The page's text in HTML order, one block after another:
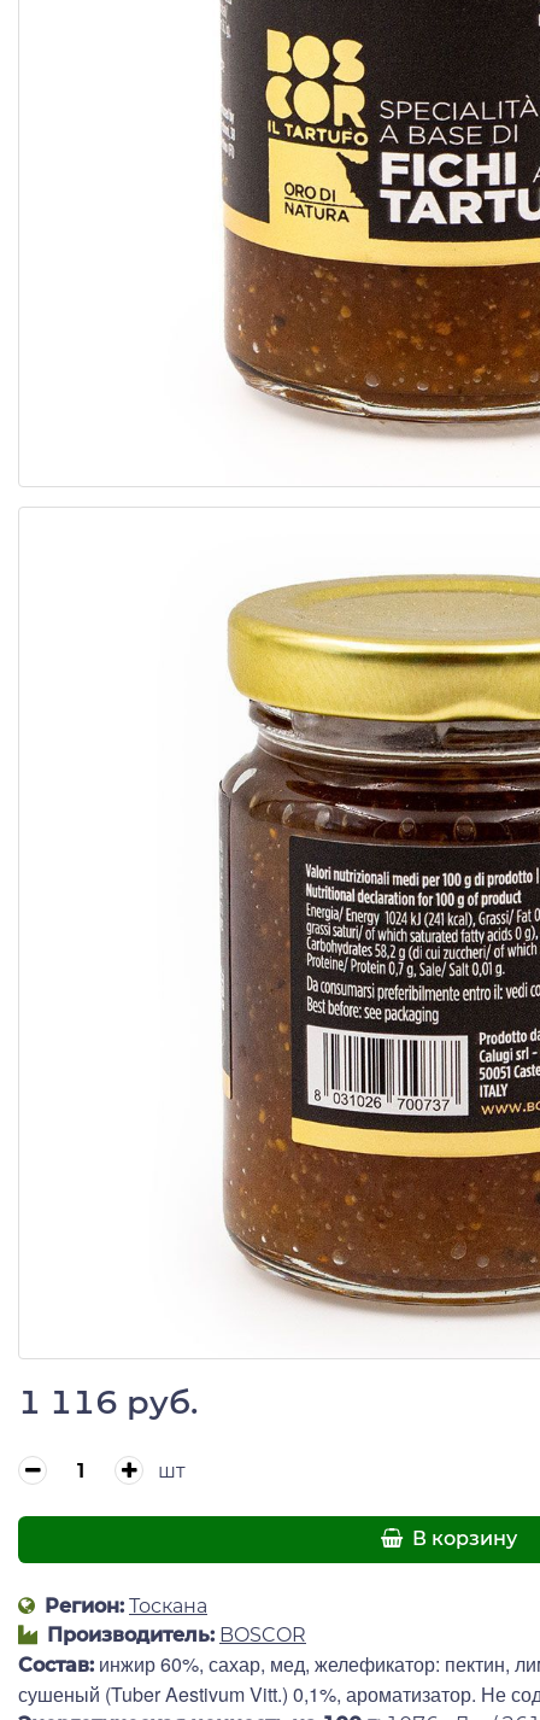
1 116 руб.
шт
В корзину
Регион: Тоскана
Производитель: BOSCOR
Состав: инжир 60%, сахар, мед, желефикатор: пектин,
сушеный (Tuber Aestivum Vitt.) 0,1%, ароматизатор. Не